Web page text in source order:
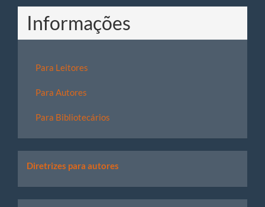
Informações
Para Leitores
Para Autores
Para Bibliotecários
Links
úteis
Diretrizes para autores